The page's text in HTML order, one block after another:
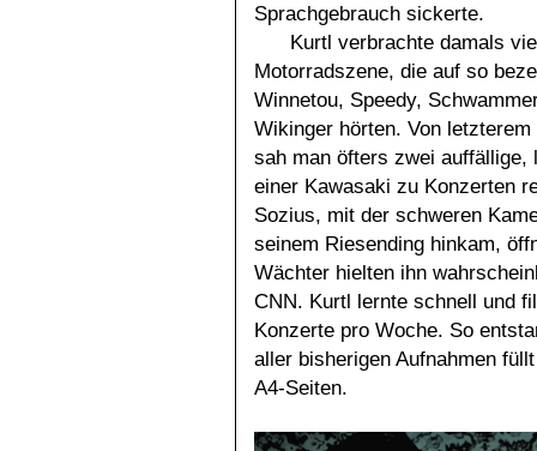
Sprachgebrauch sickerte.
Kurtl verbrachte damals
Motorradszene, die auf so
Winnetou, Speedy,
Wikinger hörten. Von
sah man öfters zwei auffällige,
einer Kawasaki zu Konzerten
Sozius, mit der schweren
seinem Riesending hinkam,
Wächter hielten ihn
CNN. Kurtl lernte schnell und
Konzerte pro Woche. So
aller bisherigen Aufnahmen
A4-Seiten.